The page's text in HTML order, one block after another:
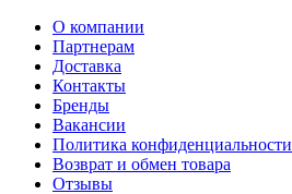
О компании
Партнерам
Доставка
Контакты
Бренды
Вакансии
Политика конфиденциальности
Возврат и обмен товара
Отзывы